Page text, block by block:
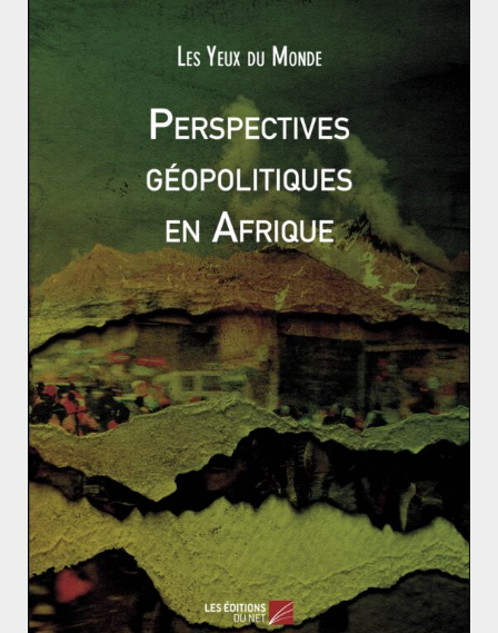
sécurité se sont réunis pour une séance dédiée aux
«Méthodes de travail du Conseil de sécurité
l’année 2017 a été marquée par un nombre record de
veto, et ce depuis 30 ans,cette session exceptionnelle a
mis en évidence les nombreuses réticences à la mise
en place d’une réforme. Aucune mention du veto dans
le discours du représentant chinois, ni dans celui de la
représentante adjointe américaine, tandis que
l’ambassadeur russe a considéré que le veto ne faisait
pas partie des «méthodes du travail du Conseil de
sécurité». Le silence des grandes puissances ne permet
pas d’envisager des engagements prochains vers une
réforme du Conseil de sécurité. Au sein de l’ONU,
pourtant, près de cent États soutiennent l’initiative
franco-mexicaine.
(1) Discours de Dominique de Villepin le 14 février 2003
au Conseil de sécurité de l’ONU.
(2) Chine, États-Unis, France, Russie, Royaume-Uni.
(3) Discours du Représentant permanent du Koweït à
l’ONU, M. Alotaibi, le 6 février au Conseil de sécurité.